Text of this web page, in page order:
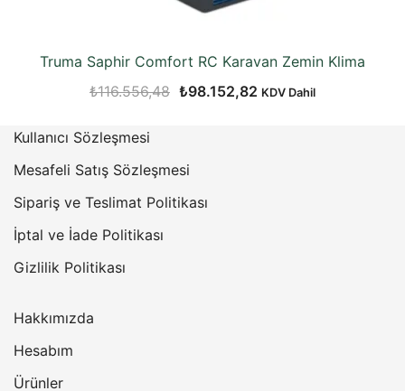
Truma Saphir Comfort RC Karavan Zemin Klima
₺116.556,48 Orijinal
₺98.152,82 Şu
KDV Dahil
Kullanıcı Sözleşmesi
Mesafeli Satış Sözleşmesi
Sipariş ve Teslimat Politikası
İptal ve İade Politikası
Gizlilik Politikası
Hakkımızda
Hesabım
Ürünler